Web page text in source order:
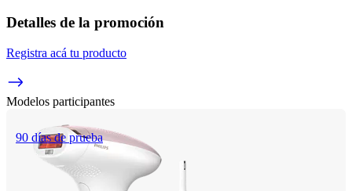
Detalles de la promoción
Registra acá tu producto
Modelos participantes
90 días de prueba